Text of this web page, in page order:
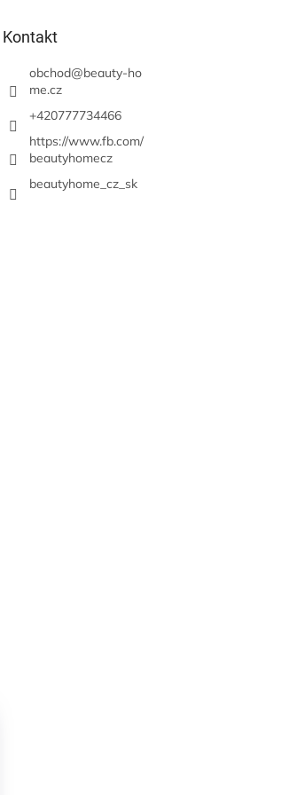
Kontakt
obchod@beauty-ho
me.cz
+420777734466
https://www.fb.com/
beautyhomecz
beautyhome_cz_sk